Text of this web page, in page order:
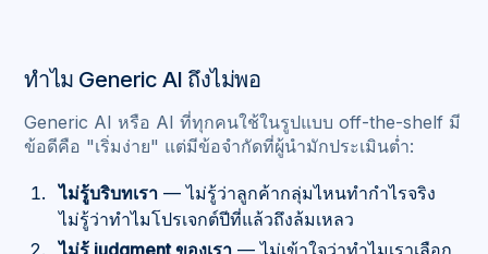
ทำไม Generic AI ถึงไม่พอ
Generic AI หรือ AI ที่ทุกคนใช้ในรูปแบบ off-the-shelf มี
ข้อดีคือ "เริ่มง่าย" แต่มีข้อจำกัดที่ผู้นำมักประเมินต่ำ:
ไม่รู้บริบทเรา — ไม่รู้ว่าลูกค้ากลุ่มไหนทำกำไรจริง
ไม่รู้ว่าทำไมโปรเจกต์ปีที่แล้วถึงล้มเหลว